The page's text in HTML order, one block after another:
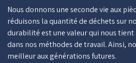
Nous donnons une seconde vie aux
réduisons la quantité de déchets sur
durabilité est une valeur qui nous
dans nos méthodes de travail. Ainsi,
meilleur aux générations futures.